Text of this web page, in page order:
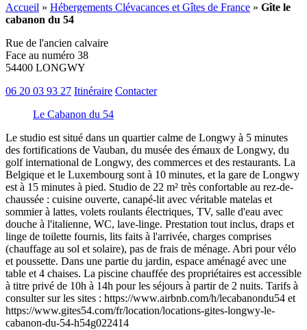
Accueil » Hébergements Clévacances et Gîtes de France » Gîte le
cabanon du 54
Rue de l'ancien calvaire
Face au numéro 38
54400 LONGWY
06 20 03 93 27 Itinéraire Contacter
Le Cabanon du 54
Le studio est situé dans un quartier calme de Longwy à 5 minutes
des fortifications de Vauban, du musée des émaux de Longwy, du
golf international de Longwy, des commerces et des restaurants. La
Belgique et le Luxembourg sont à 10 minutes, et la gare de Longwy
est à 15 minutes à pied. Studio de 22 m² très confortable au rez-de-
chaussée : cuisine ouverte, canapé-lit avec véritable matelas et
sommier à lattes, volets roulants électriques, TV, salle d'eau avec
douche à l'italienne, WC, lave-linge. Prestation tout inclus, draps et
linge de toilette fournis, lits faits à l'arrivée, charges comprises
(chauffage au sol et solaire), pas de frais de ménage. Abri pour vélo
et poussette. Dans une partie du jardin, espace aménagé avec une
table et 4 chaises. La piscine chauffée des propriétaires est accessible
à titre privé de 10h à 14h pour les séjours à partir de 2 nuits. Tarifs à
consulter sur les sites : https://www.airbnb.com/h/lecabanondu54 et
https://www.gites54.com/fr/location/locations-gites-longwy-le-
cabanon-du-54-h54g022414